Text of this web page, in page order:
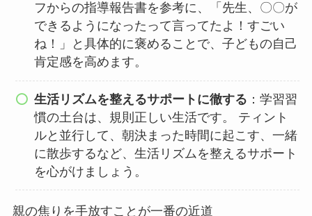
フからの指導報告書を参考に、「先生、〇〇が
できるようになったって言ってたよ！すごい
ね！」と具体的に褒めることで、子どもの自己
肯定感を高めます。
生活リズムを整えるサポートに徹する ：学習習
慣の土台は、規則正しい生活です。 ティント
ルと並行して、朝決まった時間に起こす、一緒
に散歩するなど、生活リズムを整えるサポート
を心がけましょう。
親の焦りを手放すことが一番の近道